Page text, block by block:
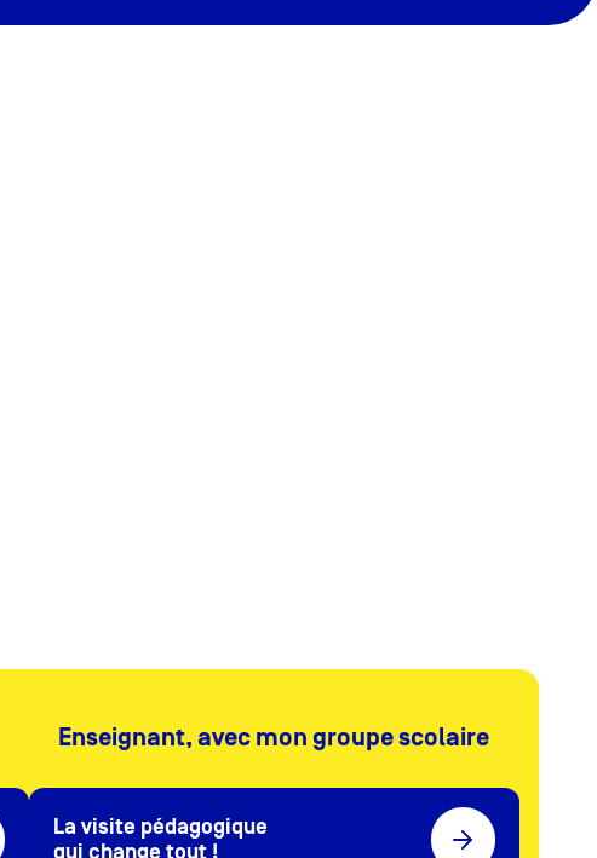
Enseignant, avec mon groupe scolaire
La visite pédagogique
qui change tout !​